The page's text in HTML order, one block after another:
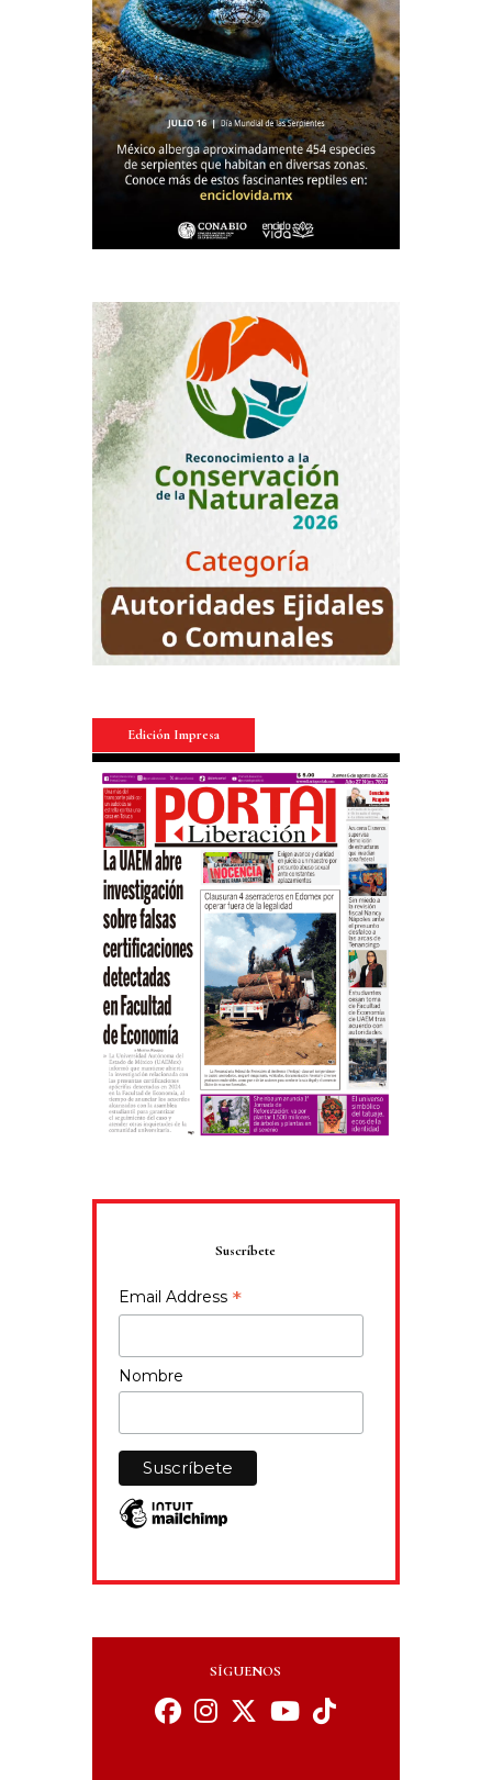
Edición Impresa
Suscríbete
Email Address *
Nombre
SÍGUENOS